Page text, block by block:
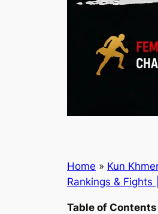
Home » Kun
Rankings & Fights |
Table of Contents